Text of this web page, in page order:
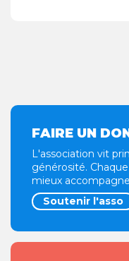
FAIRE UN
L'association vit
générosité.
mieux
Soutenir l'asso